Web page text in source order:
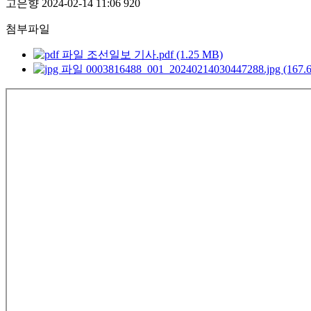
고은향 2024-02-14 11:06 920
첨부파일
조선일보 기사.pdf (1.25 MB)
0003816488_001_20240214030447288.jpg